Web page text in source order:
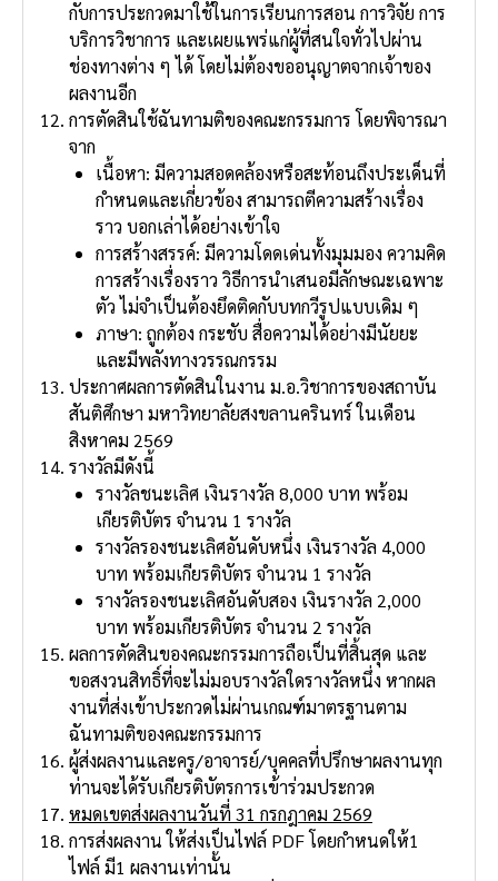
กับการประกวดมาใช้ในการเรียนการสอน การวิจัย การ
บริการวิชาการ และเผยแพร่แก่ผู้ที่สนใจทั่วไปผ่าน
ช่องทางต่าง ๆ ได้ โดยไม่ต้องขออนุญาตจากเจ้าของ
ผลงานอีก
การตัดสินใช้ฉันทามติของคณะกรรมการ โดยพิจารณา
จาก
เนื้อหา: มีความสอดคล้องหรือสะท้อนถึงประเด็นที่
กําหนดและเกี่ยวข้อง สามารถตีความสร้างเรื่อง
ราว บอกเล่าได้อย่างเข้าใจ
การสร้างสรรค์: มีความโดดเด่นทั้งมุมมอง ความคิด
การสร้างเรื่องราว วิธีการนําเสนอมีลักษณะเฉพาะ
ตัว ไม่จําเป็นต้องยึดติดกับบทกวีรูปแบบเดิม ๆ
ภาษา: ถูกต้อง กระชับ สื่อความได้อย่างมีนัยยะ
และมีพลังทางวรรณกรรม
ประกาศผลการตัดสินในงาน ม.อ.วิชาการของสถาบัน
สันติศึกษา มหาวิทยาลัยสงขลานครินทร์ ในเดือน
สิงหาคม 2569
รางวัลมีดังนี้
รางวัลชนะเลิศ เงินรางวัล 8,000 บาท พร้อม
เกียรติบัตร จํานวน 1 รางวัล
รางวัลรองชนะเลิศอันดับหนึ่ง เงินรางวัล 4,000
บาท พร้อมเกียรติบัตร จํานวน 1 รางวัล
รางวัลรองชนะเลิศอันดับสอง เงินรางวัล 2,000
บาท พร้อมเกียรติบัตร จํานวน 2 รางวัล
ผลการตัดสินของคณะกรรมการถือเป็นที่สิ้นสุด และ
ขอสงวนสิทธิ์ที่จะไม่มอบรางวัลใดรางวัลหนึ่ง หากผล
งานที่ส่งเข้าประกวดไม่ผ่านเกณฑ์มาตรฐานตาม
ฉันทามติของคณะกรรมการ
ผู้ส่งผลงานและครู/อาจารย์/บุคคลที่ปรึกษาผลงานทุก
ท่านจะได้รับเกียรติบัตรการเข้าร่วมประกวด
หมดเขตส่งผลงานวันที่ 31 กรกฎาคม 2569
การส่งผลงาน ให้ส่งเป็นไฟล์ PDF โดยกําหนดให้1
ไฟล์ มี1 ผลงานเท่านั้น